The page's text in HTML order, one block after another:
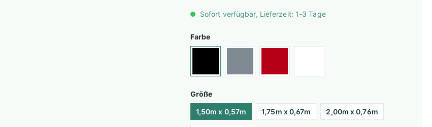
Sofort verfügbar, Lieferzeit: 1-3 Tage
Farbe
Größe
1,50m x 0,57m 1,75m x 0,67m 2,00m x 0,76m